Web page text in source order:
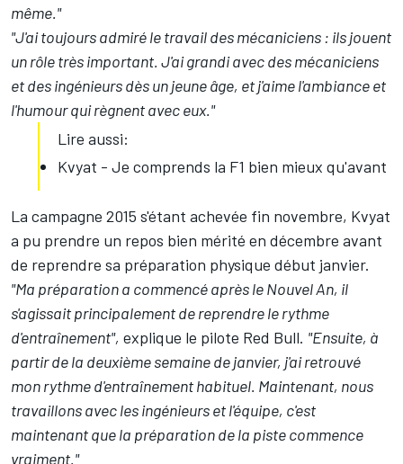
même."
"J'ai toujours admiré le travail des mécaniciens : ils jouent
un rôle très important. J'ai grandi avec des mécaniciens
et des ingénieurs dès un jeune âge, et j'aime l'ambiance et
l'humour qui règnent avec eux."
Lire aussi:
Kvyat - Je comprends la F1 bien mieux qu'avant
La campagne 2015 s'étant achevée fin novembre, Kvyat
a pu prendre un repos bien mérité en décembre avant
de reprendre sa préparation physique début janvier.
"Ma préparation a commencé après le Nouvel An, il
s'agissait principalement de reprendre le rythme
d'entraînement", explique le pilote Red Bull. "Ensuite, à
partir de la deuxième semaine de janvier, j'ai retrouvé
mon rythme d'entraînement habituel. Maintenant, nous
travaillons avec les ingénieurs et l'équipe, c'est
maintenant que la préparation de la piste commence
vraiment."